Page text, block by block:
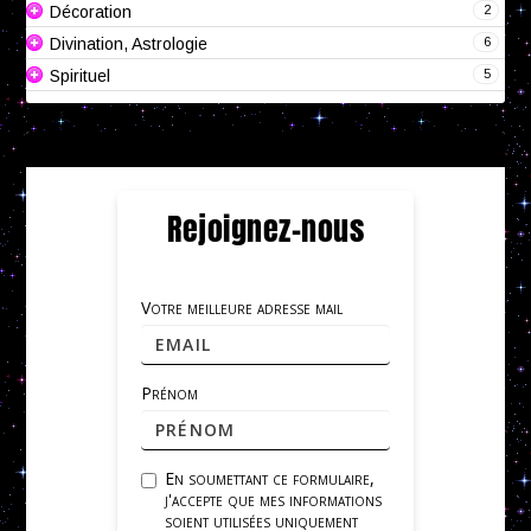
2
Décoration
6
Divination, Astrologie
5
Spirituel
Rejoignez-nous
Votre meilleure adresse mail
Prénom
En soumettant ce formulaire,
j'accepte que mes informations
soient utilisées uniquement